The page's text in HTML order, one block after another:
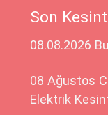
Son
08.08.2026
08 Ağustos
Elektrik